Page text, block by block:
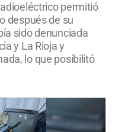
permitió
después de su
sido denunciada
y La Rioja y
lo que posibilitó